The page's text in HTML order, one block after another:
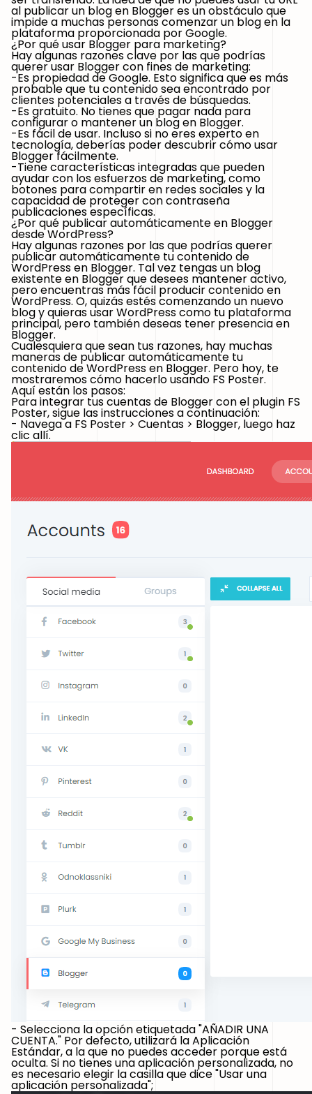
al publicar un blog en Blogger es un obstáculo que
impide a muchas personas comenzar un blog en la
plataforma proporcionada por Google.
¿Por qué usar Blogger para marketing?
Hay algunas razones clave por las que podrías
querer usar Blogger con fines de marketing:
-Es propiedad de Google. Esto significa que es más
probable que tu contenido sea encontrado por
clientes potenciales a través de búsquedas.
-Es gratuito. No tienes que pagar nada para
configurar o mantener un blog en Blogger.
-Es fácil de usar. Incluso si no eres experto en
tecnología, deberías poder descubrir cómo usar
Blogger fácilmente.
-Tiene características integradasque pueden
ayudar con los esfuerzos de marketing, como
botones para compartir en redes sociales y la
capacidad de proteger con contraseña
publicaciones específicas.
¿Por qué publicar automáticamente en Blogger
desde WordPress?
Hay algunas razones por las que podrías querer
publicar automáticamente tu contenido de
WordPress en Blogger. Tal vez tengas un blog
existente en Blogger que desees mantener activo,
pero encuentras más fácil producir contenido en
WordPress. O, quizás estés comenzando un nuevo
blog y quieras usar WordPress como tu plataforma
principal, pero también deseas tener presencia en
Blogger.
Cualesquiera que sean tus razones, hay muchas
maneras de publicar automáticamente tu
contenido de WordPress en Blogger. Pero hoy, te
mostraremos cómo hacerlo usando FS Poster.
Aquí están los pasos:
Para integrar tus cuentas de Blogger con el plugin FS
Poster, sigue las instrucciones a continuación:
- Navega a FS Poster > Cuentas > Blogger, luego haz
clic allí.
- Selecciona la opción etiquetada "AÑADIR UNA
CUENTA." Por defecto, utilizará la Aplicación
Estándar, a la que no puedes acceder porque está
oculta. Si no tienes una aplicación personalizada, no
es necesario elegir la casilla que dice "Usar una
aplicación personalizada";